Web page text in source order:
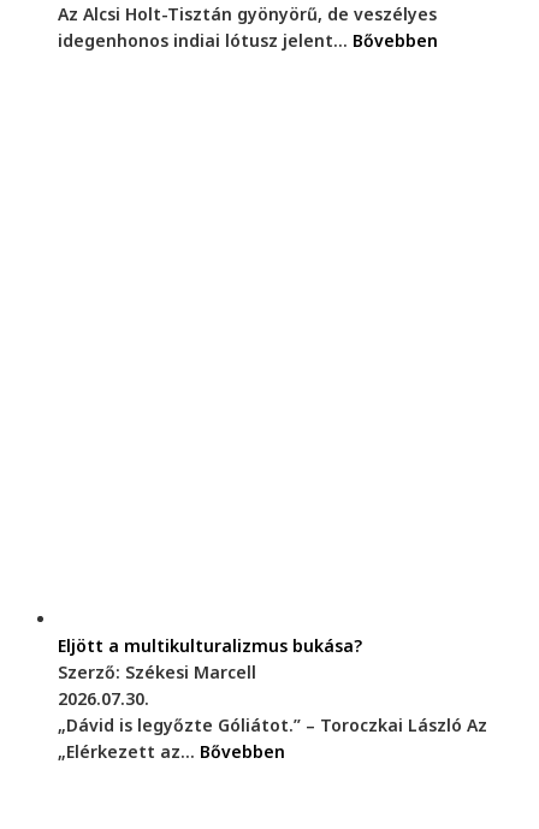
Az Alcsi Holt-Tisztán gyönyörű, de veszélyes
idegenhonos indiai lótusz jelent... Bővebben
Eljött a multikulturalizmus bukása?
Szerző: Székesi Marcell
2026.07.30.
„Dávid is legyőzte Góliátot.” – Toroczkai László Az
„Elérkezett az... Bővebben